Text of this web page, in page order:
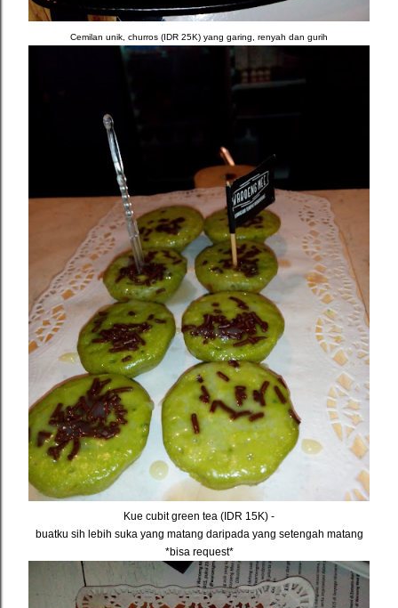
Cemilan unik, churros (IDR 25K) yang garing, renyah dan gurih
Kue cubit green tea (IDR 15K) -
buatku sih lebih suka yang matang daripada yang setengah matang
*bisa request*